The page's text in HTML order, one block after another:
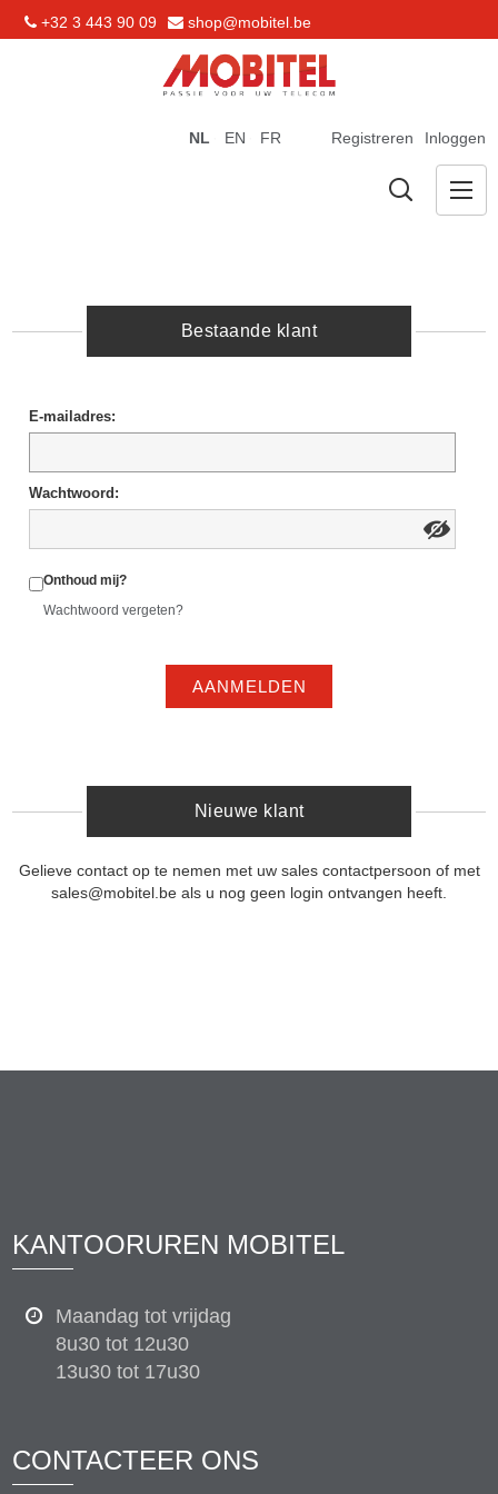
+32 3 443 90 09 shop@mobitel.be
Registreren Inloggen
NL EN FR
Bestaande klant
E-mailadres:
Wachtwoord:
Onthoud mij?
Wachtwoord vergeten?
AANMELDEN
Nieuwe klant
Gelieve contact op te nemen met uw sales contactpersoon of met
sales@mobitel.be als u nog geen login ontvangen heeft.
KANTOORUREN MOBITEL
Maandag tot vrijdag
8u30 tot 12u30
13u30 tot 17u30
CONTACTEER ONS